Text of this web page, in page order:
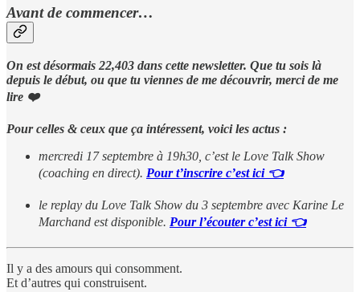
Avant de commencer…
On est désormais 22,403 dans cette newsletter. Que tu sois là
depuis le début, ou que tu viennes de me découvrir, merci de me
lire ❤️
Pour celles & ceux que ça intéressent, voici les actus :
mercredi 17 septembre à 19h30, c’est le Love Talk Show
(coaching en direct). Pour t’inscrire c’est ici 👈
le replay du Love Talk Show du 3 septembre avec Karine Le
Marchand est disponible. Pour l’écouter c’est ici 👈
Il y a des amours qui consomment.
Et d’autres qui construisent.